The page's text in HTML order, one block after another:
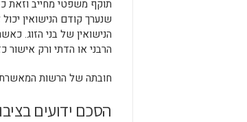
תוקף משפטי מחייב וזאת
שנערך קודם הנישואין
הנישואין של בני הזוג.
הרבני או הדתי ורק
חובתה של הרשות
הסכם ידועים